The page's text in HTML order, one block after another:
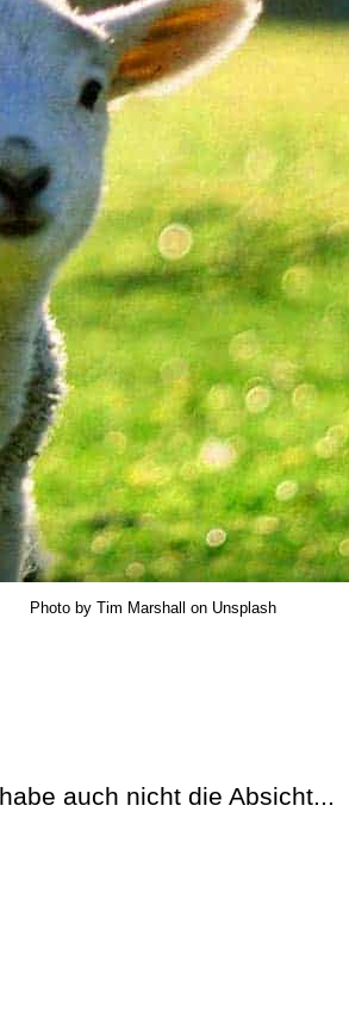
Photo by Tim Marshall on Unsplash
auch nicht die Absicht...